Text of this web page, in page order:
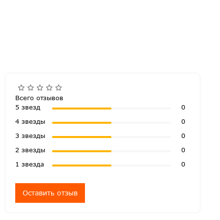
Всего отзывов
5 звезд
0
4 звезды
0
3 звезды
0
2 звезды
0
1 звезда
0
Оставить отзыв